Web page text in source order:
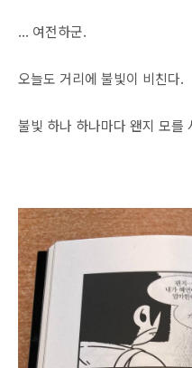
... 여전하군.
오늘도 거리에 불빛이 비친다.
불빛 하나 하나마다 왠지 모를